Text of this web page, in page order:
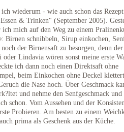
wiederum - wie auch schon das
& Trinken" (September 2005).
mich auf den Weg zu einem
Birnen schnibbeln, Sirup einkochen,
der Birnensaft zu besorgen, denn
Lindavia wören sonst meine erste
ich dann noch einen Direktsaft ohne
beim Einkochen ohne Deckel
die Nase hoch. Über Geschmack
und nehme den Senfgeschmack und
schon. Vom Aussehen und der
Probieren. Am besten zu einem
prima als Geschenk aus der Küche.